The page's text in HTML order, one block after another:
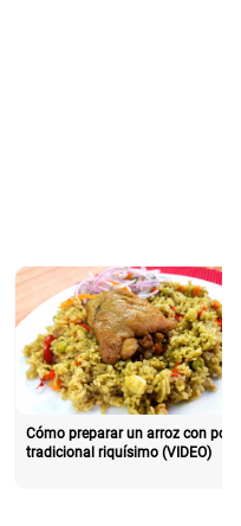
Cómo preparar un arroz con pollo
tradicional riquísimo (VIDEO)